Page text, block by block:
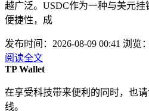
越广泛。USDC作为一种与美元
便捷性，成
发布时间：2026-08-09 00:41 浏览
阅读全文
TP Wallet
在享受科技带来便利的同时，也
线。